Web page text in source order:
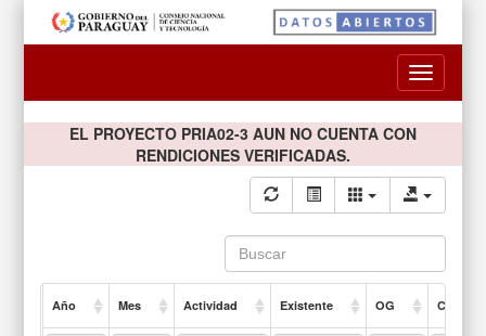
Toggle
EL PROYECTO PRIA02-3 AUN NO CUENTA CON
RENDICIONES VERIFICADAS.
Año Mes Actividad Existente OG